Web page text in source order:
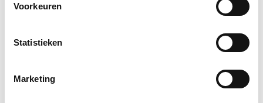
Voorkeuren
Statistieken
Marketing
Levertijden in overleg
hanteren we geen vaste levertijden, maar
stemmen we deze altijd in overleg met jou af. Zo